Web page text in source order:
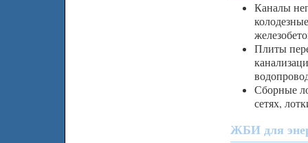
Каналы
Плиты
Сборные
сетях,
ЖБИ для